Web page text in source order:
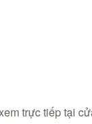
trực tiếp tại